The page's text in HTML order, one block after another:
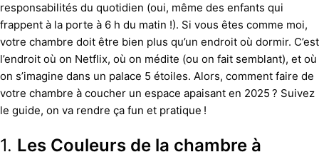
responsabilités du quotidien (oui, même des enfants qui
frappent à la porte à 6 h du matin !). Si vous êtes comme moi,
votre chambre doit être bien plus qu’un endroit où dormir. C’est
l’endroit où on Netflix, où on médite (ou on fait semblant), et où
on s’imagine dans un palace 5 étoiles. Alors, comment faire de
votre chambre à coucher un espace apaisant en 2025 ? Suivez
le guide, on va rendre ça fun et pratique !
1. Les Couleurs de la chambre à